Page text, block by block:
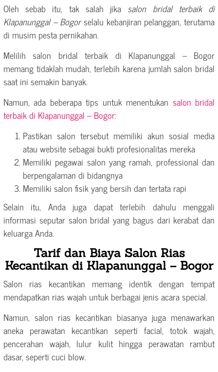
Oleh sebab itu, tak salah jika salon bridal terbaik di
Klapanunggal – Bogorselalu kebanjiran pelanggan, terutama
di musim pesta pernikahan.
Melilih salon bridal terbaik di Klapanunggal – Bogor
memang tidaklah mudah, terlebih karena jumlah salon bridal
saat ini semakin banyak.
Namun, ada beberapa tips untuk menentukan salon bridal
terbaik di Klapanunggal – Bogor:
Pastikan salon tersebut memiliki akun sosial media
atau website sebagai bukti profesionalitas mereka
Memiliki pegawai salon yang ramah, professional dan
berpengalaman di bidangnya
Memiliki salon fisik yang bersih dan tertata rapi
Selain itu, Anda juga dapat terlebih dahulu menggali
informasi seputar salon bridal yang bagus dari kerabat dan
keluarga Anda.
Tarif dan Biaya Salon Rias
Kecantikan di Klapanunggal – Bogor
Salon rias kecantikan memang identik dengan tempat
mendapatkan rias wajah untuk berbagai jenis acara special.
Namun, salon rias kecantikan biasanya juga menawarkan
aneka perawatan kecantikan seperti facial, totok wajah,
pencerahan wajah, lulur kulit hingga perawatan rambut
dasar, seperti cuci blow.